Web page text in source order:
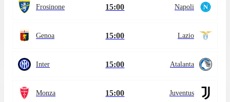
Frosinone 15:00 Napoli
Genoa 15:00 Lazio
Inter 15:00 Atalanta
Monza 15:00 Juventus